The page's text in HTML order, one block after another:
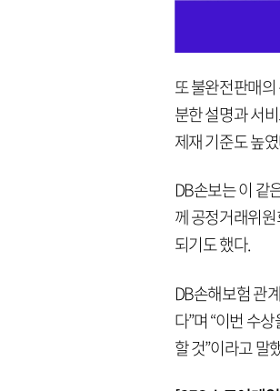
또 불완전판매
분한 설명과 서
제재 기준도 높
DB손보는 이 같
께 공정거래위
되기도 했다.
DB손해보험 관
다”며 “이번 수
할 것”이라고 말